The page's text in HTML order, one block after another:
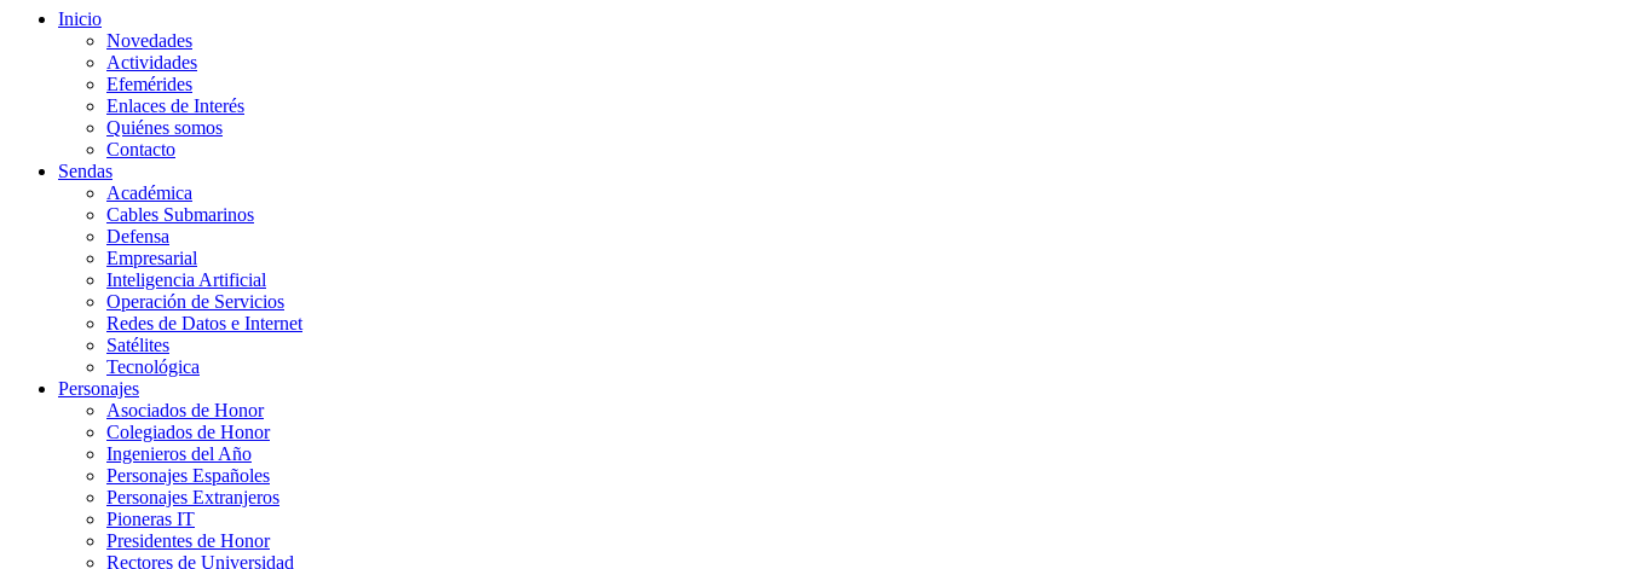
Inicio
Novedades
Actividades
Efemérides
Enlaces de Interés
Quiénes somos
Contacto
Sendas
Académica
Cables Submarinos
Defensa
Empresarial
Inteligencia Artificial
Operación de Servicios
Redes de Datos e Internet
Satélites
Tecnológica
Personajes
Asociados de Honor
Colegiados de Honor
Ingenieros del Año
Personajes Españoles
Personajes Extranjeros
Pioneras IT
Presidentes de Honor
Rectores de Universidad